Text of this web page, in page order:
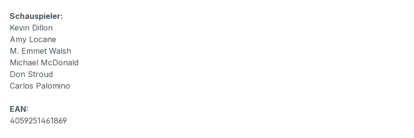
Schauspieler:
Kevin Dillon
Amy Locane
M. Emmet Walsh
Michael McDonald
Don Stroud
Carlos Palomino
EAN:
4059251461869